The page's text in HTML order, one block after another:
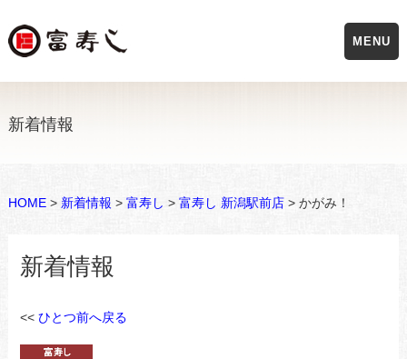
新着情報
HOME> 新着情報 > 富寿し > 富寿し 新潟駅前店> かがみ！
新着情報
<< ひとつ前へ戻る
MENU